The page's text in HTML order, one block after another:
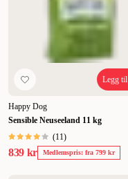
Legg til
Happy Dog
Sensible Neuseeland 11 kg
(11)
839 kr Medlemspris: fra 799 kr